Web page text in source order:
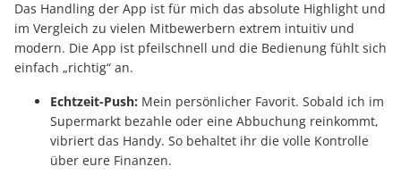
Das Handling der App ist für mich das absolute Highlight und
im Vergleich zu vielen Mitbewerbern extrem intuitiv und
modern. Die App ist pfeilschnell und die Bedienung fühlt sich
einfach „richtig“ an.
Echtzeit-Push: Mein persönlicher Favorit. Sobald ich im
Supermarkt bezahle oder eine Abbuchung reinkommt,
vibriert das Handy. So behaltet ihr die volle Kontrolle
über eure Finanzen.